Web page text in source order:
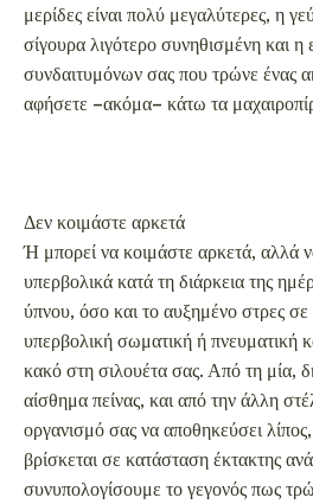
υπερβολικά κατά τη διάρκεια της
ύπνου, όσο και το αυξημένο στρες σε
υπερβολική σωματική ή πνευματική
κακό στη σιλουέτα σας. Από τη μία,
συνυπολογίσουμε το γεγονός πως
αγχωμένα φαγητό που παραγγείλατε
προτίμηση στις υπερβολικά
food, που σας κάνουν να αισθάνεστε
καθώς έχουν επίδραση παρόμοια με
οργανισμό σας.
Υπερβάλλετε με τις πρωτεΐνες
Κλασικό ανδρικό λάθος, στο οποίο